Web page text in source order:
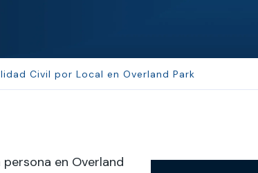
Civil por Local en Overland Park
en Overland